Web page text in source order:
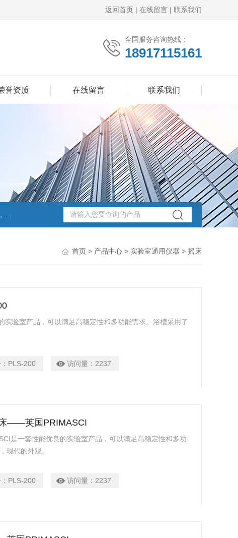
返回首页 | 在线留言 | 联系我们
全国服务咨询热线：
18917115161
誉资质 在线留言 联系我们
首页 > 产品中心 > 实验室通用仪器 > 摇床
实验室产品，可以满足高稳定性和多功能需求。浴槽采用了
PLS-200 访问量： 2237
——英国PRIMASCI
是一套性能优良的实验室产品，可以满足高稳定性和多功
现代的外观。
PLS-200 访问量： 2237